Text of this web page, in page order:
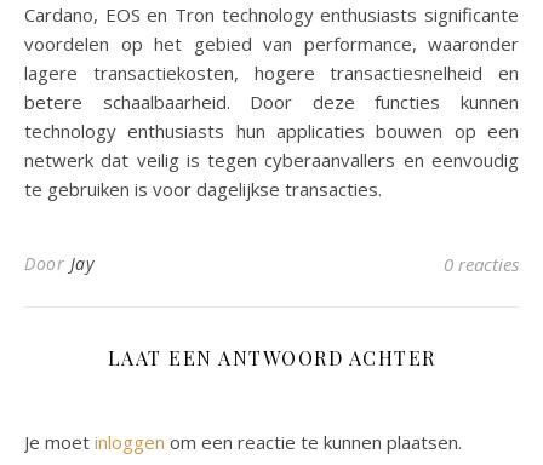
Cardano, EOS en Tron technology enthusiasts significante
voordelen op het gebied van performance, waaronder
lagere transactiekosten, hogere transactiesnelheid en
betere schaalbaarheid. Door deze functies kunnen
technology enthusiasts hun applicaties bouwen op een
netwerk dat veilig is tegen cyberaanvallers en eenvoudig
te gebruiken is voor dagelijkse transacties.
Door Jay 0 reacties
LAAT EEN ANTWOORD ACHTER
Je moet inloggen om een reactie te kunnen plaatsen.